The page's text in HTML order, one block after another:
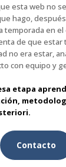
esta web no
hago,
temporada en
de que estar
no era estar,
con equipo y
etapa
Contacto